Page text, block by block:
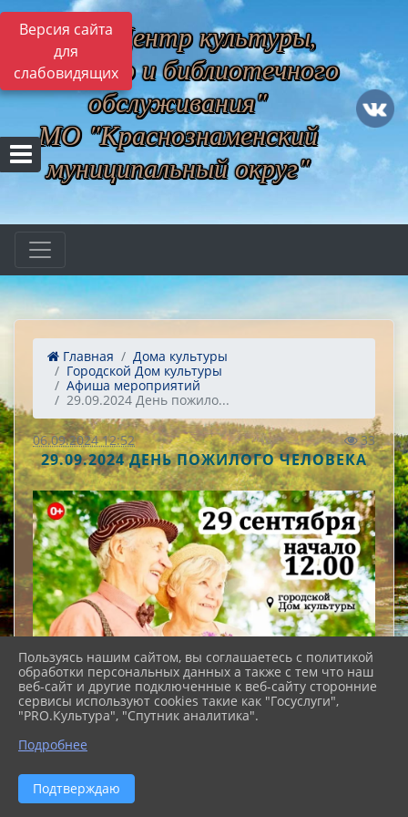
Версия сайта
для
слабовидящих
МБУ "Центр культуры,
музейного и библиотечного
обслуживания"
МО "Краснознаменский
муниципальный округ"
Главная
Дома культуры
Городской Дом культуры
Афиша мероприятий
29.09.2024 День пожило...
06.09.2024 12:52 33
29.09.2024 ДЕНЬ ПОЖИЛОГО ЧЕЛОВЕКА
Пользуясь нашим сайтом, вы соглашаетесь с политикой
обработки персональных данных а также с тем что наш
веб-сайт и другие подключенные к веб-сайту сторонние
сервисы используют cookies такие как "Госуслуги",
"PRO.Культура", "Спутник аналитика".
Подробнее
Подтверждаю